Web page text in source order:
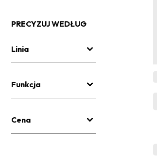
PRECYZUJ WEDŁUG
Linia
Funkcja
Cena